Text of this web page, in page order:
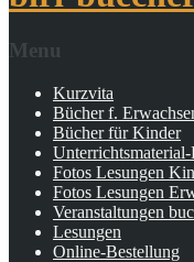
Menu
Kurzvita
Bücher f.
Bücher für Kinder
Fotos Lesungen
Fotos Lesungen
Veranstaltungen
Lesungen
Online-Bestellung